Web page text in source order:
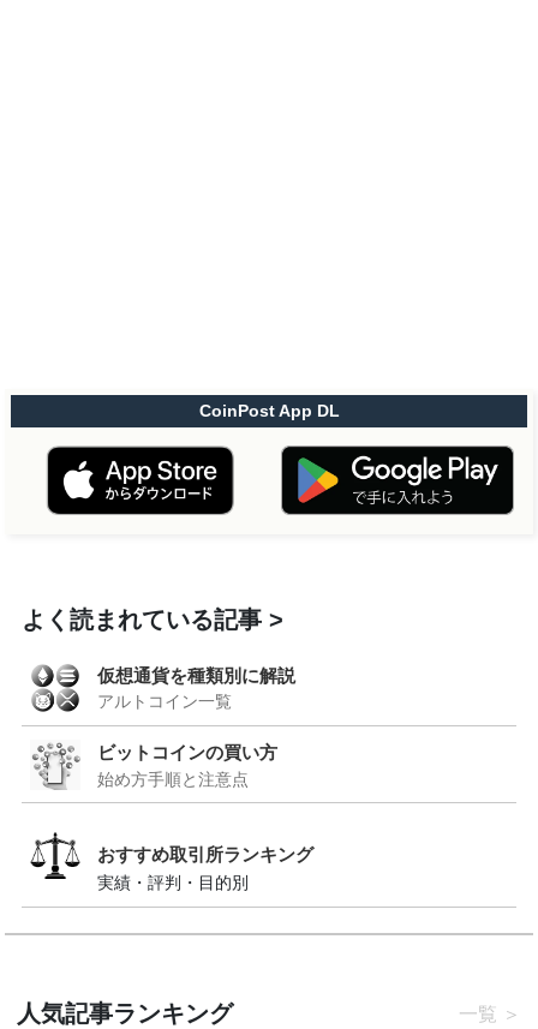
CoinPost App DL
よく読まれている記事
仮想通貨を種類別に解説
アルトコイン一覧
ビットコインの買い方
始め方手順と注意点
おすすめ取引所ランキング
実績・評判・目的別
人気記事ランキング 一覧